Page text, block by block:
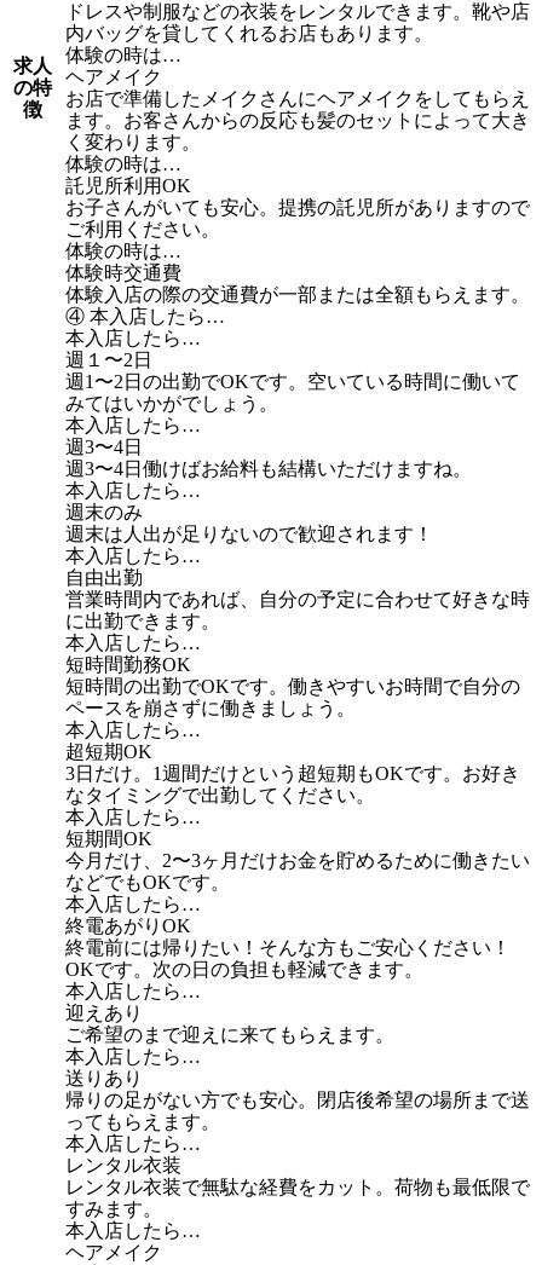
求人
の特
徴
ドレスや制服などの衣装をレンタルできます。靴や店
内バッグを貸してくれるお店もあります。
体験の時は…
ヘアメイク
お店で準備したメイクさんにヘアメイクをしてもらえ
ます。お客さんからの反応も髪のセットによって大き
く変わります。
体験の時は…
託児所利用OK
お子さんがいても安心。提携の託児所がありますので
ご利用ください。
体験の時は…
体験時交通費
体験入店の際の交通費が一部または全額もらえます。
④ 本入店したら…
本入店したら…
週１〜2日
週1〜2日の出勤でOKです。空いている時間に働いて
みてはいかがでしょう。
本入店したら…
週3〜4日
週3〜4日働けばお給料も結構いただけますね。
本入店したら…
週末のみ
週末は人出が足りないので歓迎されます！
本入店したら…
自由出勤
営業時間内であれば、自分の予定に合わせて好きな時
に出勤できます。
本入店したら…
短時間勤務OK
短時間の出勤でOKです。働きやすいお時間で自分の
ペースを崩さずに働きましょう。
本入店したら…
超短期OK
3日だけ。1週間だけという超短期もOKです。お好き
なタイミングで出勤してください。
本入店したら…
短期間OK
今月だけ、2〜3ヶ月だけお金を貯めるために働きたい
などでもOKです。
本入店したら…
終電あがりOK
終電前には帰りたい！そんな方もご安心ください！
OKです。次の日の負担も軽減できます。
本入店したら…
迎えあり
ご希望のまで迎えに来てもらえます。
本入店したら…
送りあり
帰りの足がない方でも安心。閉店後希望の場所まで送
ってもらえます。
本入店したら…
レンタル衣装
レンタル衣装で無駄な経費をカット。荷物も最低限で
すみます。
本入店したら…
ヘアメイク